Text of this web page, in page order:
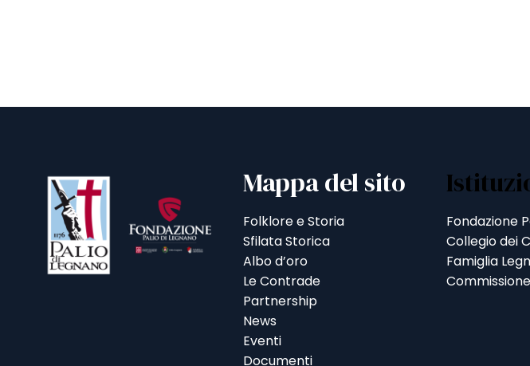
Mappa del sito
Folklore e Storia
Sfilata Storica
Albo d’oro
Le Contrade
Partnership
News
Eventi
Documenti
Fondazione
Collegio dei
Famiglia